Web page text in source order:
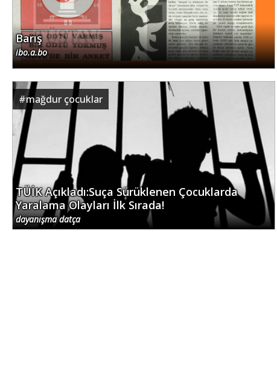
Barış
ibo.a.bo
#mağdur çocuklar
TÜİK Açıkladı:Suça Sürüklenen Çocuklarda
Yaralama Olayları İlk Sırada!
dayanışma datça